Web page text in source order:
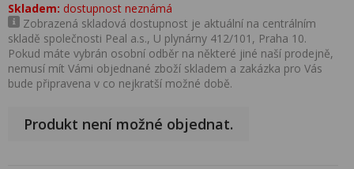
Skladem: dostupnost neznámá
Zobrazená skladová dostupnost je aktuální na centrálním
skladě společnosti Peal a.s., U plynárny 412/101, Praha 10.
Pokud máte vybrán osobní odběr na některé jiné naší prodejně,
nemusí mít Vámi objednané zboží skladem a zakázka pro Vás
bude připravena v co nejkratší možné době.
Produkt není možné objednat.